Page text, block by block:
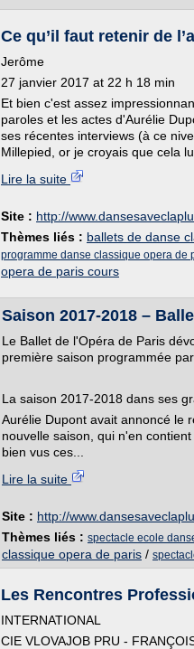
Ce qu’il faut retenir de
Jerôme
27 janvier 2017 at 22 h 18 min
Et bien c'est assez
paroles et les actes d'Aurélie
ses récentes interviews (à ce
Millepied, or je croyais que cela
Lire la suite
Site : http://
Thèmes liés : ballets de danse
programme danse classique opera de
opera de paris cours
Saison 2017-2018 –
Le Ballet de l'Opéra de Paris
première saison programmée
La saison 2017-2018 dans ses
Aurélie Dupont avait annoncé le
nouvelle saison, qui n'en
bien vus ces...
Lire la suite
Site : http://
Thèmes liés : spectacle ecole
classique opera de paris /
Les Rencontres
INTERNATIONAL
CIE VLOVAJOB PRU -